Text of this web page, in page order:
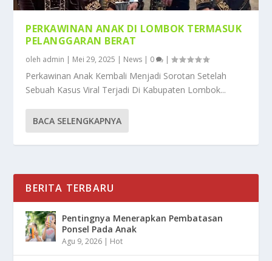
PERKAWINAN ANAK DI LOMBOK TERMASUK
PELANGGARAN BERAT
oleh admin | Mei 29, 2025 | News | 0 |
Perkawinan Anak Kembali Menjadi Sorotan Setelah
Sebuah Kasus Viral Terjadi Di Kabupaten Lombok...
BACA SELENGKAPNYA
BERITA TERBARU
Pentingnya Menerapkan Pembatasan
Ponsel Pada Anak
Agu 9, 2026 | Hot